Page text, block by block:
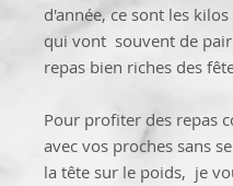
d'année, ce sont les
qui vont souvent de pair
repas bien riches des
Pour profiter des repas
avec vos proches sans
la tête sur le poids, je